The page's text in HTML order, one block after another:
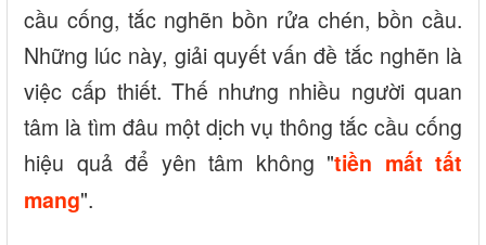
cầu cống, tắc nghẽn bồn rửa chén, bồn cầu.
Những lúc này, giải quyết vấn đề tắc nghẽn là
việc cấp thiết. Thế nhưng nhiều người quan
tâm là tìm đâu một dịch vụ thông tắc cầu cống
hiệu quả để yên tâm không "tiền mất tất
mang".